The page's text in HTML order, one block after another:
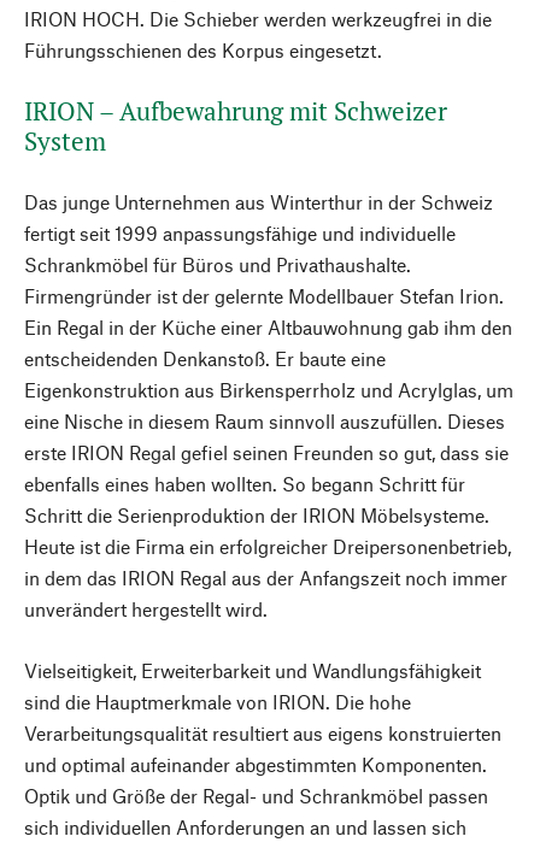
IRION HOCH. Die Schieber werden werkzeugfrei in die
Führungsschienen des Korpus eingesetzt.
IRION – Aufbewahrung mit Schweizer
System
Das junge Unternehmen aus Winterthur in der Schweiz
fertigt seit 1999 anpassungsfähige und individuelle
Schrankmöbel für Büros und Privathaushalte.
Firmengründer ist der gelernte Modellbauer Stefan Irion.
Ein Regal in der Küche einer Altbauwohnung gab ihm den
entscheidenden Denkanstoß. Er baute eine
Eigenkonstruktion aus Birkensperrholz und Acrylglas, um
eine Nische in diesem Raum sinnvoll auszufüllen. Dieses
erste IRION Regal gefiel seinen Freunden so gut, dass sie
ebenfalls eines haben wollten. So begann Schritt für
Schritt die Serienproduktion der IRION Möbelsysteme.
Heute ist die Firma ein erfolgreicher Dreipersonenbetrieb,
in dem das IRION Regal aus der Anfangszeit noch immer
unverändert hergestellt wird.
Vielseitigkeit, Erweiterbarkeit und Wandlungsfähigkeit
sind die Hauptmerkmale von IRION. Die hohe
Verarbeitungsqualität resultiert aus eigens konstruierten
und optimal aufeinander abgestimmten Komponenten.
Optik und Größe der Regal- und Schrankmöbel passen
sich individuellen Anforderungen an und lassen sich